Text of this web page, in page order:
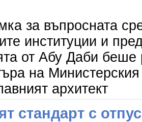
за въпросната
институции и
от Абу Даби беше
на
архитект
стандарт с